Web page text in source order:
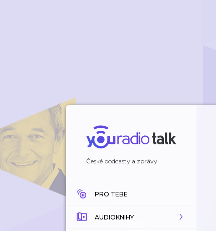
České podcasty a zprávy
PRO TEBE
AUDIOKNIHY